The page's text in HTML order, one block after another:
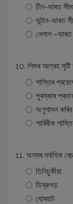
চীন-ভাৰত
ভুটান-ভাৰত
নেপাল
10. শিশুৰ আগ্ৰহ সৃষ্টি
শাস্তিৰ
পুৰস্কাৰ
অণুশাসন কৰিব
শাৰিৰীক
11. অসমৰ সর্বাধিক
তিনিচুকীয়া
ডিব্রুগড়
যোৰহাট